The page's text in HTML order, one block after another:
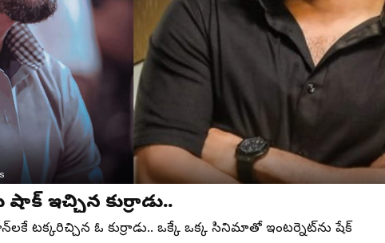
ఇచ్చిన కుర్రాడు..
టక్కరిచ్చిన ఓ కుర్రాడు.. ఒక్కే ఒక్క సినిమాతో ఇంటర్నెట్‌ను షేక్